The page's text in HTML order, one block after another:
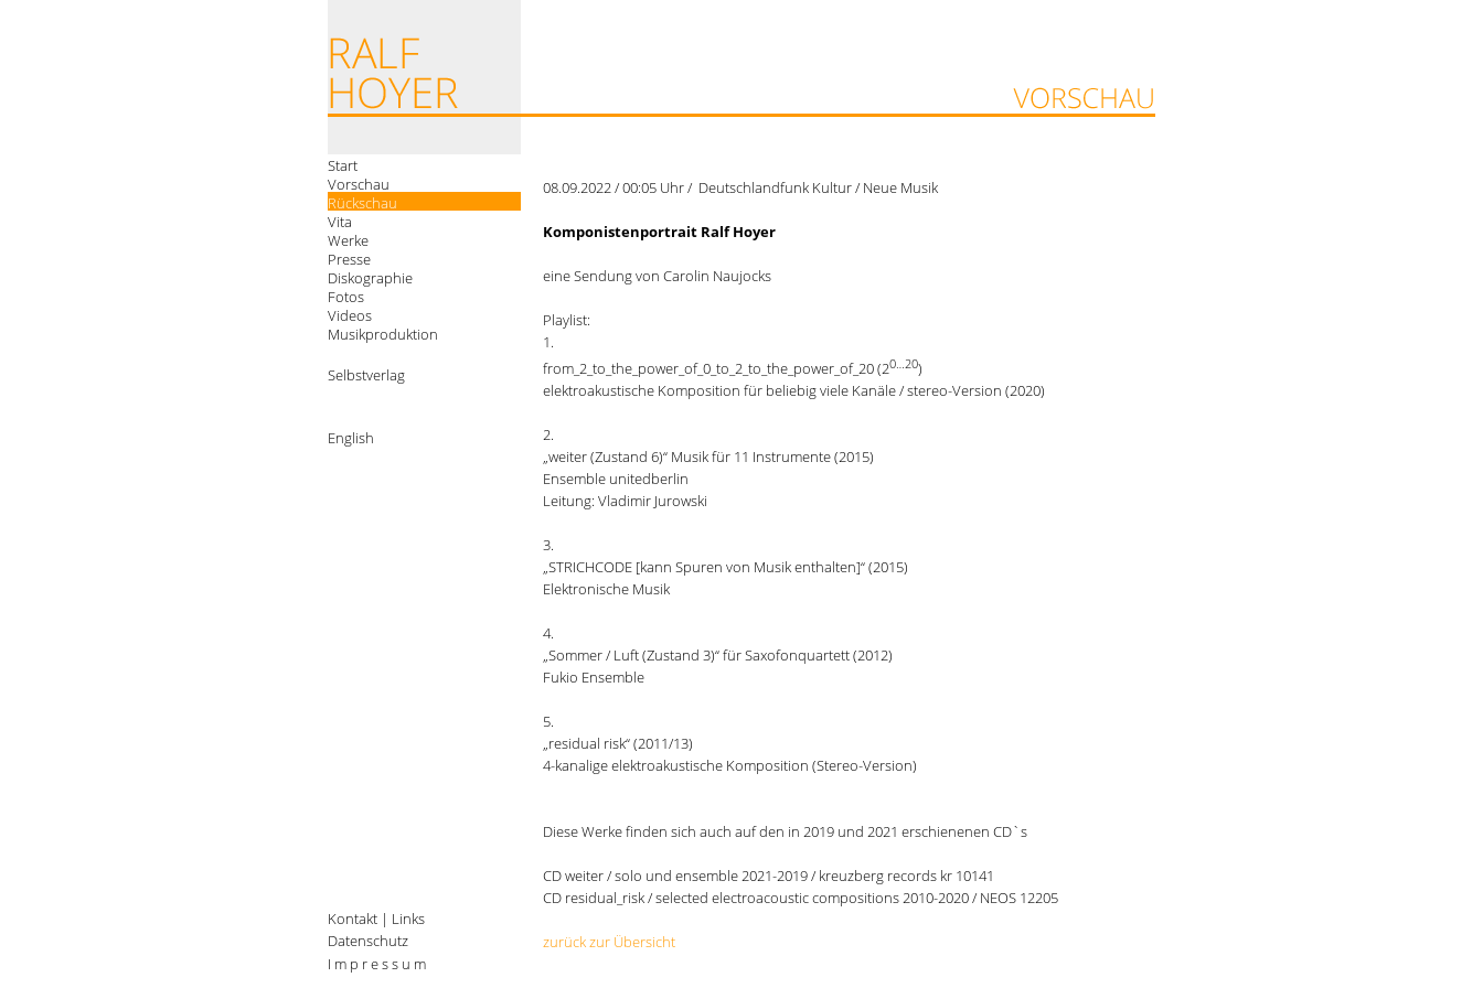
Start
Vorschau
Rückschau
Vita
Werke
Presse
Diskographie
Fotos
Videos
Musikproduktion
Selbstverlag
English
08.09.2022 / 00:05 Uhr / Deutschlandfunk Kultur / Neue Musik
Komponistenportrait Ralf Hoyer
eine Sendung von Carolin Naujocks
Playlist:
1.
from_2_to_the_power_of_0_to_2_to_the_power_of_20 (20…20)
elektroakustische Komposition für beliebig viele Kanäle / stereo-Version (2020)
2.
„weiter (Zustand 6)“ Musik für 11 Instrumente (2015)
Ensemble unitedberlin
Leitung: Vladimir Jurowski
3.
„STRICHCODE [kann Spuren von Musik enthalten]“ (2015)
Elektronische Musik
4.
„Sommer / Luft (Zustand 3)“ für Saxofonquartett (2012)
Fukio Ensemble
5.
„residual risk“ (2011/13)
4-kanalige elektroakustische Komposition (Stereo-Version)
Diese Werke finden sich auch auf den in 2019 und 2021 erschienenen CD`s
CD weiter / solo und ensemble 2021-2019 / kreuzberg records kr 10141
CD residual_risk / selected electroacoustic compositions 2010-2020 / NEOS 12205
zurück zur Übersicht
Kontakt | Links
Datenschutz
I m p r e s s u m